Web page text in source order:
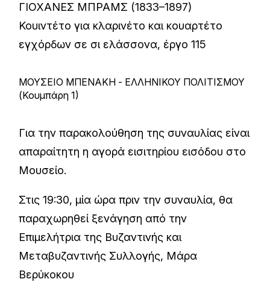
ΓΙΟΧΑΝΕΣ ΜΠΡΑΜΣ (1833–1897)
Κουιντέτο για κλαρινέτο και κουαρτέτο
εγχόρδων σε σι ελάσσονα, έργο 115
ΜΟΥΣΕΙΟ ΜΠΕΝΑΚΗ - ΕΛΛΗΝΙΚΟΥ ΠΟΛΙΤΙΣΜΟΥ
(Κουμπάρη 1)
Για την παρακολούθηση της συναυλίας είναι
απαραίτητη η αγορά εισιτηρίου εισόδου στο
Μουσείο.
Στις 19:30, μία ώρα πριν την συναυλία, θα
παραχωρηθεί ξενάγηση από την
Επιμελήτρια της Βυζαντινής και
Μεταβυζαντινής Συλλογής, Μάρα
Βερύκοκου